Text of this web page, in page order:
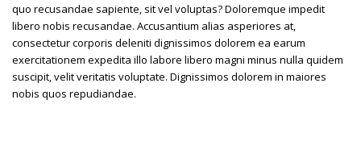
quo recusandae sapiente, sit vel voluptas? Doloremque impedit
libero nobis recusandae. Accusantium alias asperiores at,
consectetur corporis deleniti dignissimos dolorem ea earum
exercitationem expedita illo labore libero magni minus nulla quidem
suscipit, velit veritatis voluptate. Dignissimos dolorem in maiores
nobis quos repudiandae.